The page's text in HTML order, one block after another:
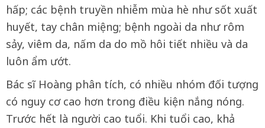
hấp; các bệnh truyền nhiễm mùa hè như sốt xuất
huyết, tay chân miệng; bệnh ngoài da như rôm
sảy, viêm da, nấm da do mồ hôi tiết nhiều và da
luôn ẩm ướt.
Bác sĩ Hoàng phân tích, có nhiều nhóm đối tượng
có nguy cơ cao hơn trong điều kiện nắng nóng.
Trước hết là người cao tuổi. Khi tuổi cao, khả